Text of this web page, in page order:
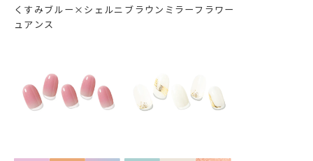
くすみブルー×シェルニ
ュアンス
ブラウンミラーフラワー